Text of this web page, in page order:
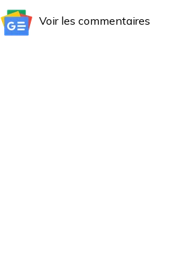
WhatsAppVoir les commentaires